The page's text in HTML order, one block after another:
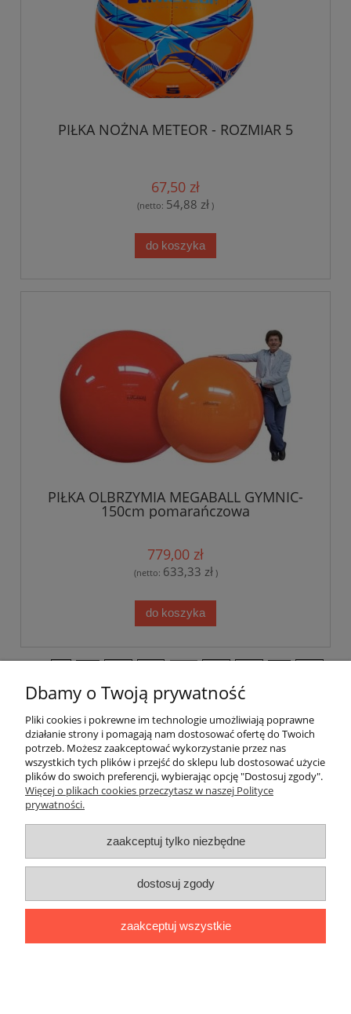
PIŁKA NOŻNA METEOR - ROZMIAR 5
67,50 zł
(netto: 54,88 zł )
do koszyka
PIŁKA OLBRZYMIA MEGABALL GYMNIC-
150cm pomarańczowa
779,00 zł
(netto: 633,33 zł)
do koszyka
»
Pomoc
Dostawa
Gwarancja i zwroty
O firmie
|ul. Sienkiewicza 11 F|59-850 Świeradów
Zdrój|TELEFON:608 087 097|MAIL:
Dbamy o Twoją prywatność
Pliki cookies i pokrewne im technologie umożliwiają poprawne
działanie strony i pomagają nam dostosować ofertę do Twoich
potrzeb. Możesz zaakceptować wykorzystanie przez nas
wszystkich tych plików i przejść do sklepu lub dostosować użycie
plików do swoich preferencji, wybierając opcję "Dostosuj zgody".
Więcej o plikach cookies przeczytasz w naszej Polityce
prywatności.
zaakceptuj tylko niezbędne
dostosuj zgody
zaakceptuj wszystkie